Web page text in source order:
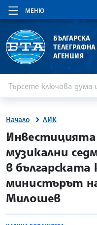
МЕНЮ
БЪЛГАРСКА
ТЕЛЕГРАФНА
АГЕНЦИЯ
Начало ЛИК
site.bta
Инвестицията
музикални
в българската
министърът
Милошев